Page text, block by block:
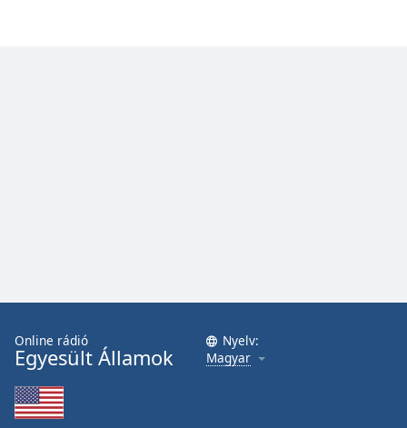
Online rádió
Egyesült Államok
Nyelv:
Magyar